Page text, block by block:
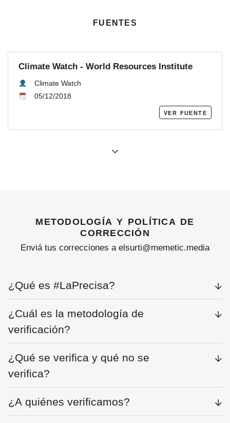
fuentes
Climate Watch - World Resources Institute
Climate Watch
05/12/2018
ver fuente
metodología y política de
corrección
Enviá tus correcciones a elsurti@memetic.media
¿Qué es #LaPrecisa?
¿Cuál es la metodología de
verificación?
¿Qué se verifica y qué no se
verifica?
¿A quiénes verificamos?